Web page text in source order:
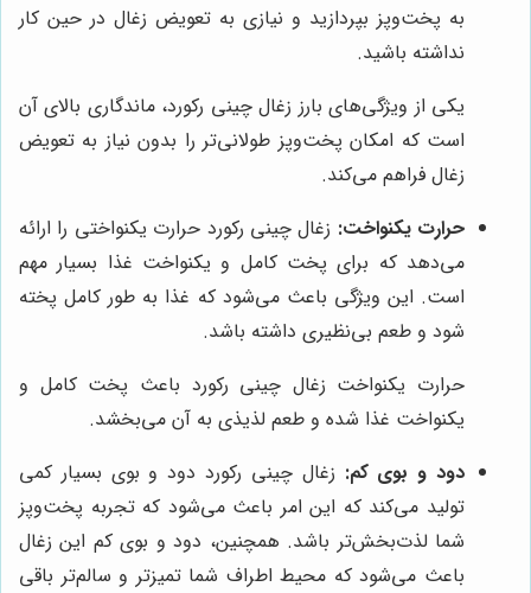
به پخت‌وپز بپردازید و نیازی به تعویض زغال در حین کار
نداشته باشید.
یکی از ویژگی‌های بارز زغال چینی رکورد، ماندگاری بالای آن
است که امکان پخت‌وپز طولانی‌تر را بدون نیاز به تعویض
زغال فراهم می‌کند.
حرارت یکنواخت: زغال چینی رکورد حرارت یکنواختی را ارائه
می‌دهد که برای پخت کامل و یکنواخت غذا بسیار مهم
است. این ویژگی باعث می‌شود که غذا به طور کامل پخته
شود و طعم بی‌نظیری داشته باشد.
حرارت یکنواخت زغال چینی رکورد باعث پخت کامل و
یکنواخت غذا شده و طعم لذیذی به آن می‌بخشد.
دود و بوی کم: زغال چینی رکورد دود و بوی بسیار کمی
تولید می‌کند که این امر باعث می‌شود که تجربه پخت‌وپز
شما لذت‌بخش‌تر باشد. همچنین، دود و بوی کم این زغال
باعث می‌شود که محیط اطراف شما تمیزتر و سالم‌تر باقی